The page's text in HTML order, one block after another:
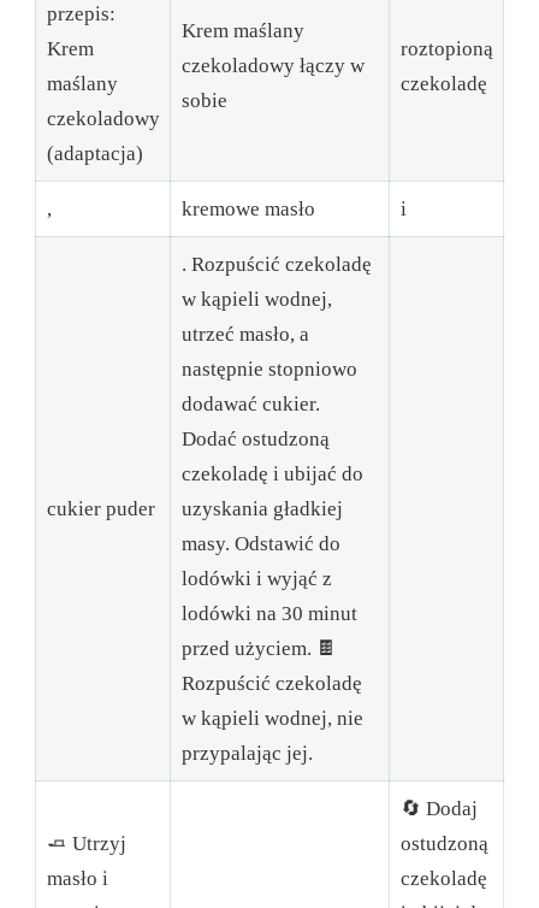
przepis:
Krem
maślany
czekoladowy
(adaptacja)
Krem maślany
czekoladowy łączy w
sobie
roztopioną
czekoladę
, kremowe masło i
cukier puder
. Rozpuścić czekoladę
w kąpieli wodnej,
utrzeć masło, a
następnie stopniowo
dodawać cukier.
Dodać ostudzoną
czekoladę i ubijać do
uzyskania gładkiej
masy. Odstawić do
lodówki i wyjąć z
lodówki na 30 minut
przed użyciem. 🍫
Rozpuścić czekoladę
w kąpieli wodnej, nie
przypalając jej.
🧈 Utrzyj
masło i
🔄 Dodaj
ostudzoną
czekoladę